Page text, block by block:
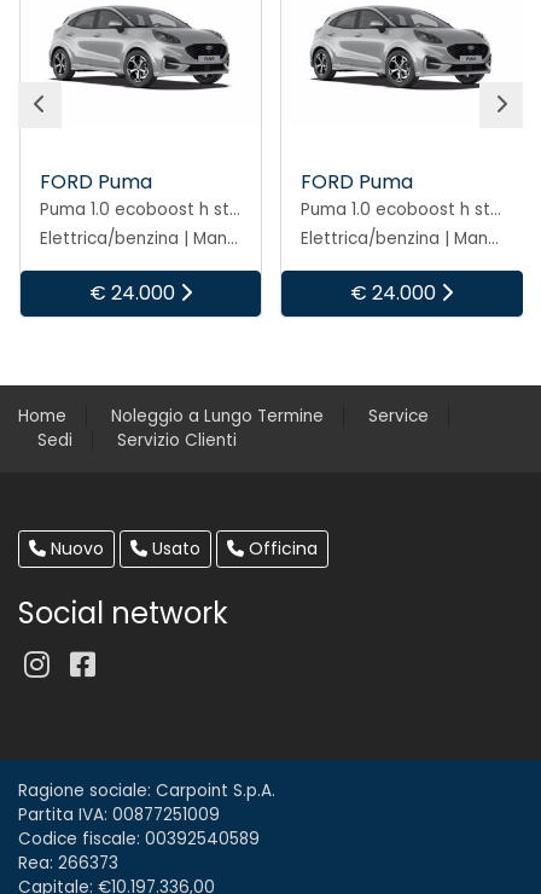
FORD Puma
Puma 1.0 ecoboost h st-line 125cv
Elettrica/benzina | Manuale
€ 24.000
FORD Puma
Puma 1.0 ecoboost h st-line 125cv
Elettrica/benzina | Manuale
€ 24.000
Home Noleggio a Lungo Termine
Service
Sedi
Servizio Clienti
Nuovo Usato Officina
Social network
Ragione sociale: Carpoint S.p.A.
Partita IVA: 00877251009
Codice fiscale: 00392540589
Rea: 266373
Capitale: €10.197.336,00